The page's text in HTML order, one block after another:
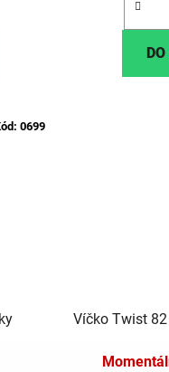
0699
Víčko Twist 82